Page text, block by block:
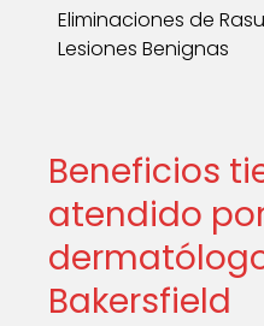
Eliminaciones de
Lesiones Benignas
Beneficios
atendido
Bakersfield